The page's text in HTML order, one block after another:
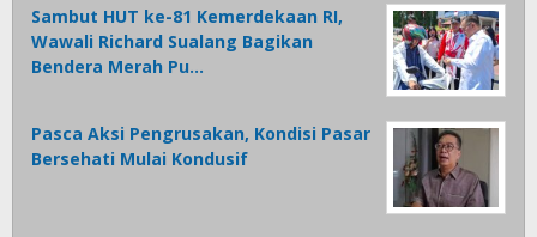
Sambut HUT ke-81 Kemerdekaan RI,
Wawali Richard Sualang Bagikan
Bendera Merah Pu…
Pasca Aksi Pengrusakan, Kondisi Pasar
Bersehati Mulai Kondusif